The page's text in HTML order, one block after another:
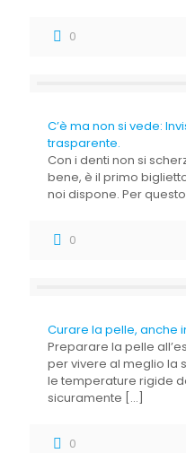
0
C’è ma non si vede:
trasparente.
Con i denti non si
bene, è il primo
noi dispone. Per
0
Curare la pelle, anche
Preparare la pelle
per vivere al meglio la
le temperature rigide
sicuramente […]
0